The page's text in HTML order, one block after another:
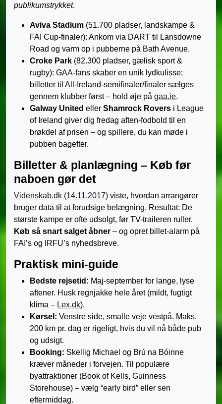
publikumstrykket.
Aviva Stadium (51.700 pladser, landskampe &
FAI Cup-finaler): Ankom via DART til Lansdowne
Road og varm op i pubberne på Bath Avenue.
Croke Park (82.300 pladser, gælisk sport &
rugby): GAA-fans skaber en unik lydkulisse;
billetter til All-Ireland-semifinaler/finaler sælges
gennem klubber først – hold øje på gaa.ie.
Galway United eller Shamrock Rovers i League
of Ireland giver dig fredag aften-fodbold til en
brøkdel af prisen – og spillere, du kan møde i
pubben bagefter.
Billetter & planlægning – Køb før
naboen gør det
Videnskab.dk (14.11.2017) viste, hvordan arrangører
bruger data til at forudsige belægning. Resultat: De
største kampe er ofte udsolgt, før TV-traileren ruller.
Køb så snart salget åbner – og opret billet-alarm på
FAI’s og IRFU’s nyhedsbreve.
Praktisk mini-guide
Bedste rejsetid: Maj-september for lange, lyse
aftener. Husk regnjakke hele året (mildt, fugtigt
klima – Lex.dk).
Kørsel: Venstre side, smalle veje vestpå. Maks.
200 km pr. dag er rigeligt, hvis du vil nå både pub
og udsigt.
Booking: Skellig Michael og Brú na Bóinne
kræver måneder i forvejen. Til populære
byattraktioner (Book of Kells, Guinness
Storehouse) – vælg “early bird” eller sen
eftermiddag.